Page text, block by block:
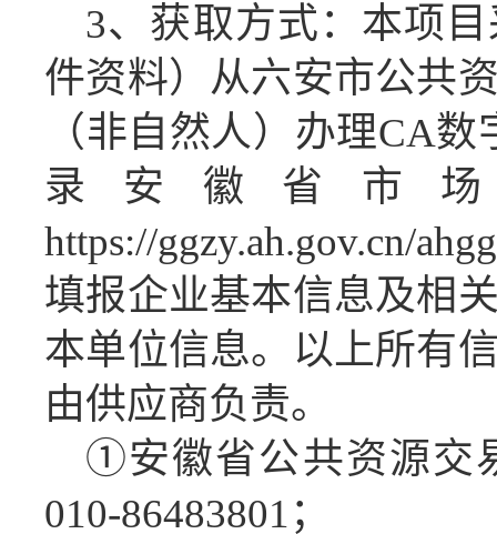
3、获取方式： 本项
件资料）从六安市公共
（非自然人）办理CA数
录安徽省市
https://ggzy.ah.gov.cn/
填报企业基本信息及相
本单位信息。以上所有
由供应商负责。
①安徽省公共资源交
010-86483801；